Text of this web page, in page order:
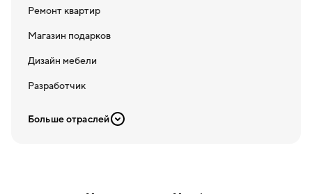
Ремонт квартир
Магазин подарков
Дизайн мебели
Разработчик
Больше отраслей